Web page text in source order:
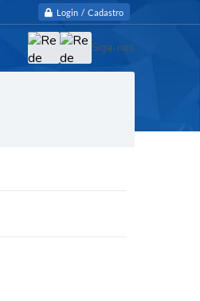
Login / Cadastro
Siga-nos